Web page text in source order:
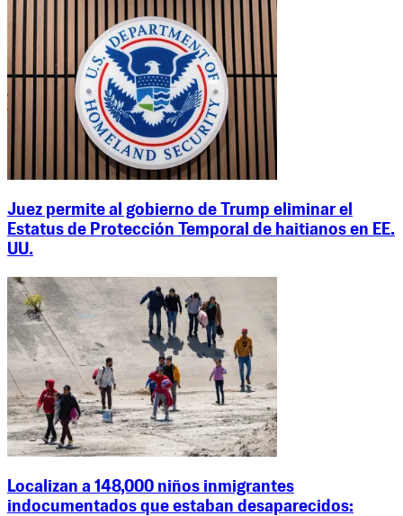
Juez permite al gobierno de Trump eliminar el
Estatus de Protección Temporal de haitianos en EE.
UU.
Localizan a 148,000 niños inmigrantes
indocumentados que estaban desaparecidos: